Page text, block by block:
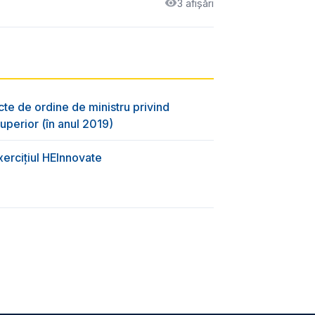
3 afișări
de ordine de ministru privind
(în anul 2019)
HEInnovate